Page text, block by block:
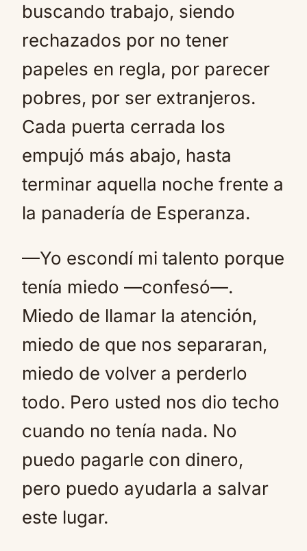
buscando trabajo, siendo
rechazados por no tener
papeles en regla, por parecer
pobres, por ser extranjeros.
Cada puerta cerrada los
empujó más abajo, hasta
terminar aquella noche frente a
la panadería de Esperanza.
—Yo escondí mi talento porque
tenía miedo —confesó—.
Miedo de llamar la atención,
miedo de que nos separaran,
miedo de volver a perderlo
todo. Pero usted nos dio techo
cuando no tenía nada. No
puedo pagarle con dinero,
pero puedo ayudarla a salvar
este lugar.